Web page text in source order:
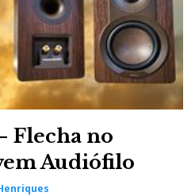
e
b
i
t
t
e
o
g
l
e
n
k
e
Flecha no
Audiófilo